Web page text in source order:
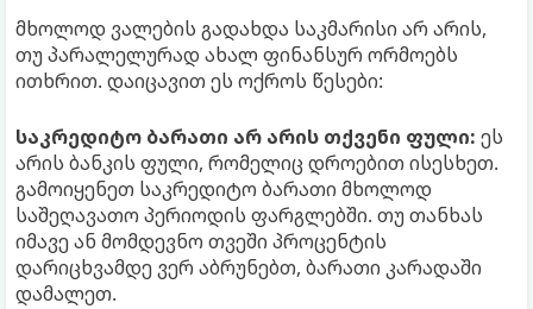
მხოლოდ ვალების გადახდა საკმარისი არ არის,
თუ პარალელურად ახალ ფინანსურ ორმოებს
ითხრით. დაიცავით ეს ოქროს წესები:
საკრედიტო ბარათი არ არის თქვენი ფული: ეს
არის ბანკის ფული, რომელიც დროებით ისესხეთ.
გამოიყენეთ საკრედიტო ბარათი მხოლოდ
საშეღავათო პერიოდის ფარგლებში. თუ თანხას
იმავე ან მომდევნო თვეში პროცენტის
დარიცხვამდე ვერ აბრუნებთ, ბარათი კარადაში
დამალეთ.